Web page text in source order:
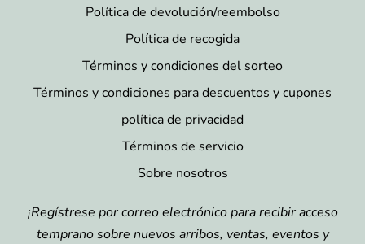
Política de devolución/reembolso
Política de recogida
Términos y condiciones del sorteo
Términos y condiciones para descuentos y cupones
política de privacidad
Términos de servicio
Sobre nosotros
¡Regístrese por correo electrónico para recibir acceso
temprano sobre nuevos arribos, ventas, eventos y